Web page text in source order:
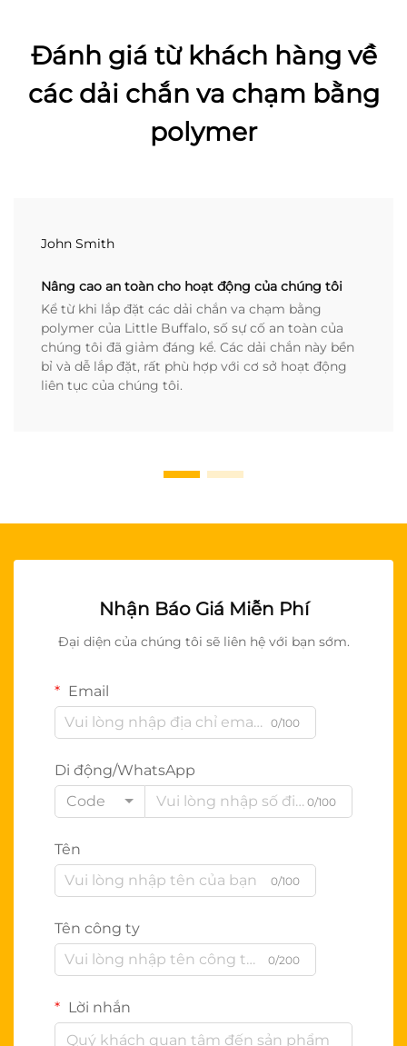
Đánh giá từ khách hàng về
các dải chắn va chạm bằng
polymer
John Smith
Nâng cao an toàn cho hoạt động của chúng tôi
Kể từ khi lắp đặt các dải chắn va chạm bằng
polymer của Little Buffalo, số sự cố an toàn của
chúng tôi đã giảm đáng kể. Các dải chắn này bền
bỉ và dễ lắp đặt, rất phù hợp với cơ sở hoạt động
liên tục của chúng tôi.
Nhận Báo Giá Miễn Phí
Đại diện của chúng tôi sẽ liên hệ với bạn sớm.
Email
0/100
Di động/WhatsApp
Code
0/100
Tên
0/100
Tên công ty
0/200
Lời nhắn